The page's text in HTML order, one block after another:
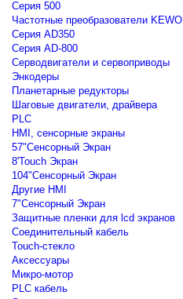
Серия 500
Частотные преобразователи KEWO
Серия AD350
Серия AD-800
Серводвигатели и сервоприводы
Энкодеры
Планетарные редукторы
Шаговые двигатели, драйвера
PLC
HMI, сенсорные экраны
57"Сенсорный Экран
8'Touch Экран
104"Сенсорный Экран
Другие HMI
7"Сенсорный Экран
Защитные пленки для lcd экранов
Соединительный кабель
Touch-стекло
Аксессуары
Микро-мотор
PLC кабель